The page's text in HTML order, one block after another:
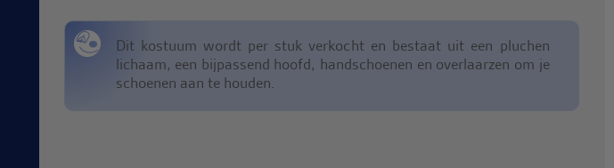
Dit kostuum wordt per stuk verkocht en bestaat uit een pluchen
lichaam, een bijpassend hoofd, handschoenen en overlaarzen om je
schoenen aan te houden.